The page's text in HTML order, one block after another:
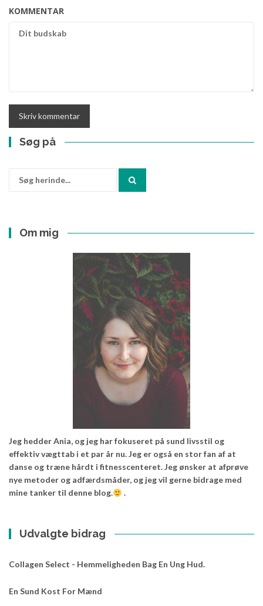
KOMMENTAR
Søg på
efter:
Om mig
Jeg hedder Ania, og jeg har fokuseret på sund livsstil og
effektiv vægttab i et par år nu. Jeg er også en stor fan af at
danse og træne hårdt i fitnesscenteret. Jeg ønsker at afprøve
nye metoder og adfærdsmåder, og jeg vil gerne bidrage med
mine tanker til denne blog.
.
Udvalgte bidrag
Collagen Select - Hemmeligheden Bag En Ung Hud.
En Sund Kost For Mænd